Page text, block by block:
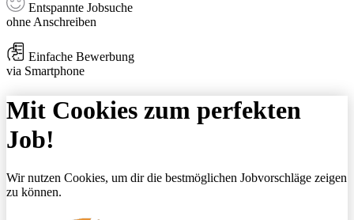
Entspannte Jobsuche
ohne Anschreiben
Einfache Bewerbung
via Smartphone
Mit Cookies zum perfekten
Job!
Wir nutzen Cookies, um dir die bestmöglichen Jobvorschläge zeigen
zu können.